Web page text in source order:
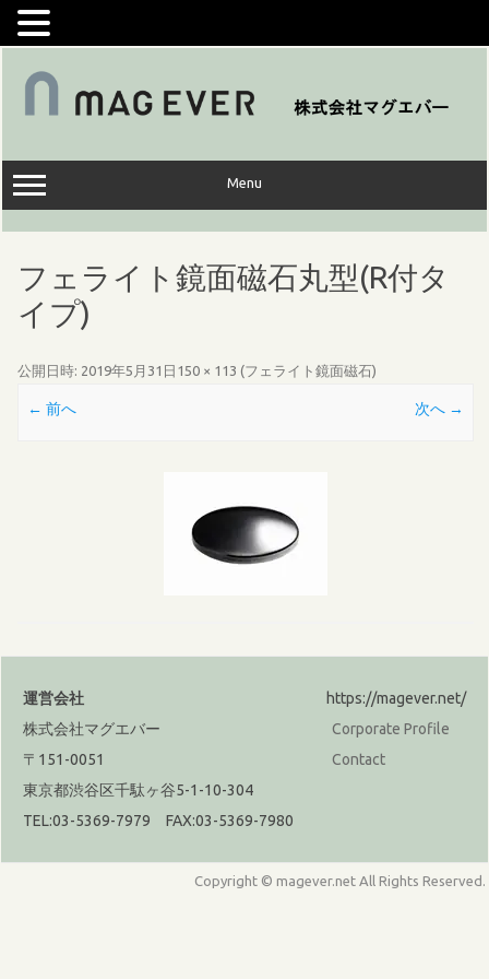
コ
キ
ッ
プ
Menu
フェライト鏡面磁石丸型(R付タ
イプ)
公開日時: 2019年5月31日 150 × 113 (フェライト鏡面磁石)
← 前へ 次へ →
運営会社
株式会社マグエバー
〒151-0051
東京都渋谷区千駄ヶ谷5-1-10-304
TEL:03-5369-7979 FAX:03-5369-7980
https://magever.net/
Corporate Profile
Contact
Copyright © magever.net All Rights Reserved.